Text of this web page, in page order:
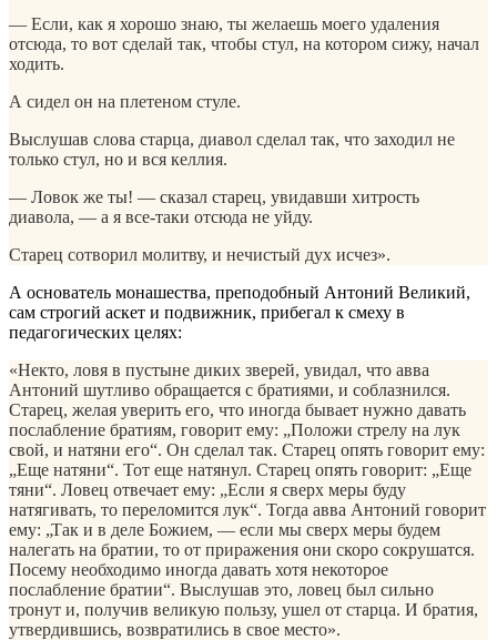
— Если, как я хорошо знаю, ты желаешь моего удаления
отсюда, то вот сделай так, чтобы стул, на котором сижу, начал
ходить.
А сидел он на плетеном стуле.
Выслушав слова старца, диавол сделал так, что заходил не
только стул, но и вся келлия.
— Ловок же ты! — сказал старец, увидавши хитрость
диавола, — а я все-таки отсюда не уйду.
Старец сотворил молитву, и нечистый дух исчез».
А основатель монашества, преподобный Антоний Великий,
сам строгий аскет и подвижник, прибегал к смеху в
педагогических целях:
«Некто, ловя в пустыне диких зверей, увидал, что авва
Антоний шутливо обращается с братиями, и соблазнился.
Старец, желая уверить его, что иногда бывает нужно давать
послабление братиям, говорит ему: „Положи стрелу на лук
свой, и натяни его“. Он сделал так. Старец опять говорит ему:
„Еще натяни“. Тот еще натянул. Старец опять говорит: „Еще
тяни“. Ловец отвечает ему: „Если я сверх меры буду
натягивать, то переломится лук“. Тогда авва Антоний говорит
ему: „Так и в деле Божием, — если мы сверх меры будем
налегать на братии, то от приражения они скоро сокрушатся.
Посему необходимо иногда давать хотя некоторое
послабление братии“. Выслушав это, ловец был сильно
тронут и, получив великую пользу, ушел от старца. И братия,
утвердившись, возвратились в свое место».